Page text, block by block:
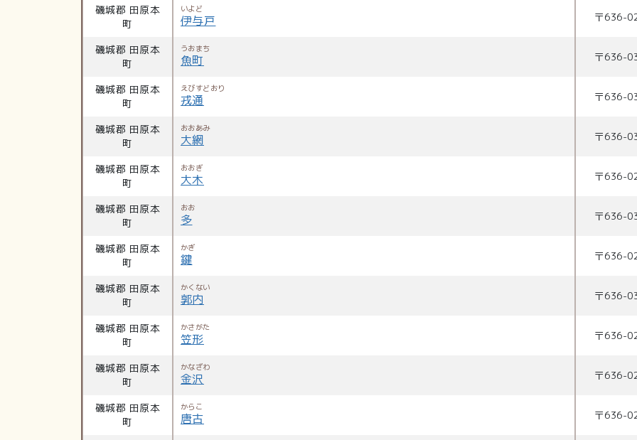
磯城郡 田原本
町
いよど
伊与戸 〒636-
磯城郡 田原本
町
うおまち
魚町 〒636-
磯城郡 田原本
町
えびすどおり
戎通 〒636-
磯城郡 田原本
町
おおあみ
大網 〒636-
磯城郡 田原本
町
おおぎ
大木 〒636-
磯城郡 田原本
町
おお
多 〒636-
磯城郡 田原本
町
かぎ
鍵 〒636-
磯城郡 田原本
町
かくない
郭内 〒636-
磯城郡 田原本
町
かさがた
笠形 〒636-
磯城郡 田原本
町
かなざわ
金沢 〒636-
磯城郡 田原本
町
からこ
唐古 〒636-